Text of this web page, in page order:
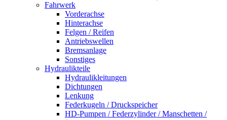
Fahrwerk
Vorderachse
Hinterachse
Felgen / Reifen
Antriebswellen
Bremsanlage
Sonstiges
Hydraulikteile
Hydraulikleitungen
Dichtungen
Lenkung
Federkugeln / Druckspeicher
HD-Pumpen / Federzylinder / Manschetten /